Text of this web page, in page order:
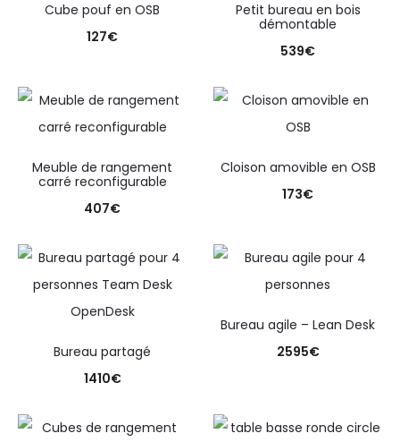
Cube pouf en OSB
127€
Petit bureau en bois
démontable
539€
Meuble de rangement
carré reconfigurable
407€
Cloison amovible en OSB
173€
Bureau partagé
1410€
Bureau agile – Lean Desk
2595€